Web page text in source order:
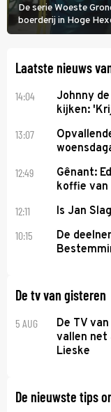
De serie Woeste
boerderij in Hoge
koeien moest
Laatste nieuws
14:04
Johnny
kijken:
13:07
12:49
Gênant:
koffie van
12:11 Is Jan
10:15
De
De tv van gisteren
5 AUG
De TV
vallen net
Lieske
De nieuwste tips